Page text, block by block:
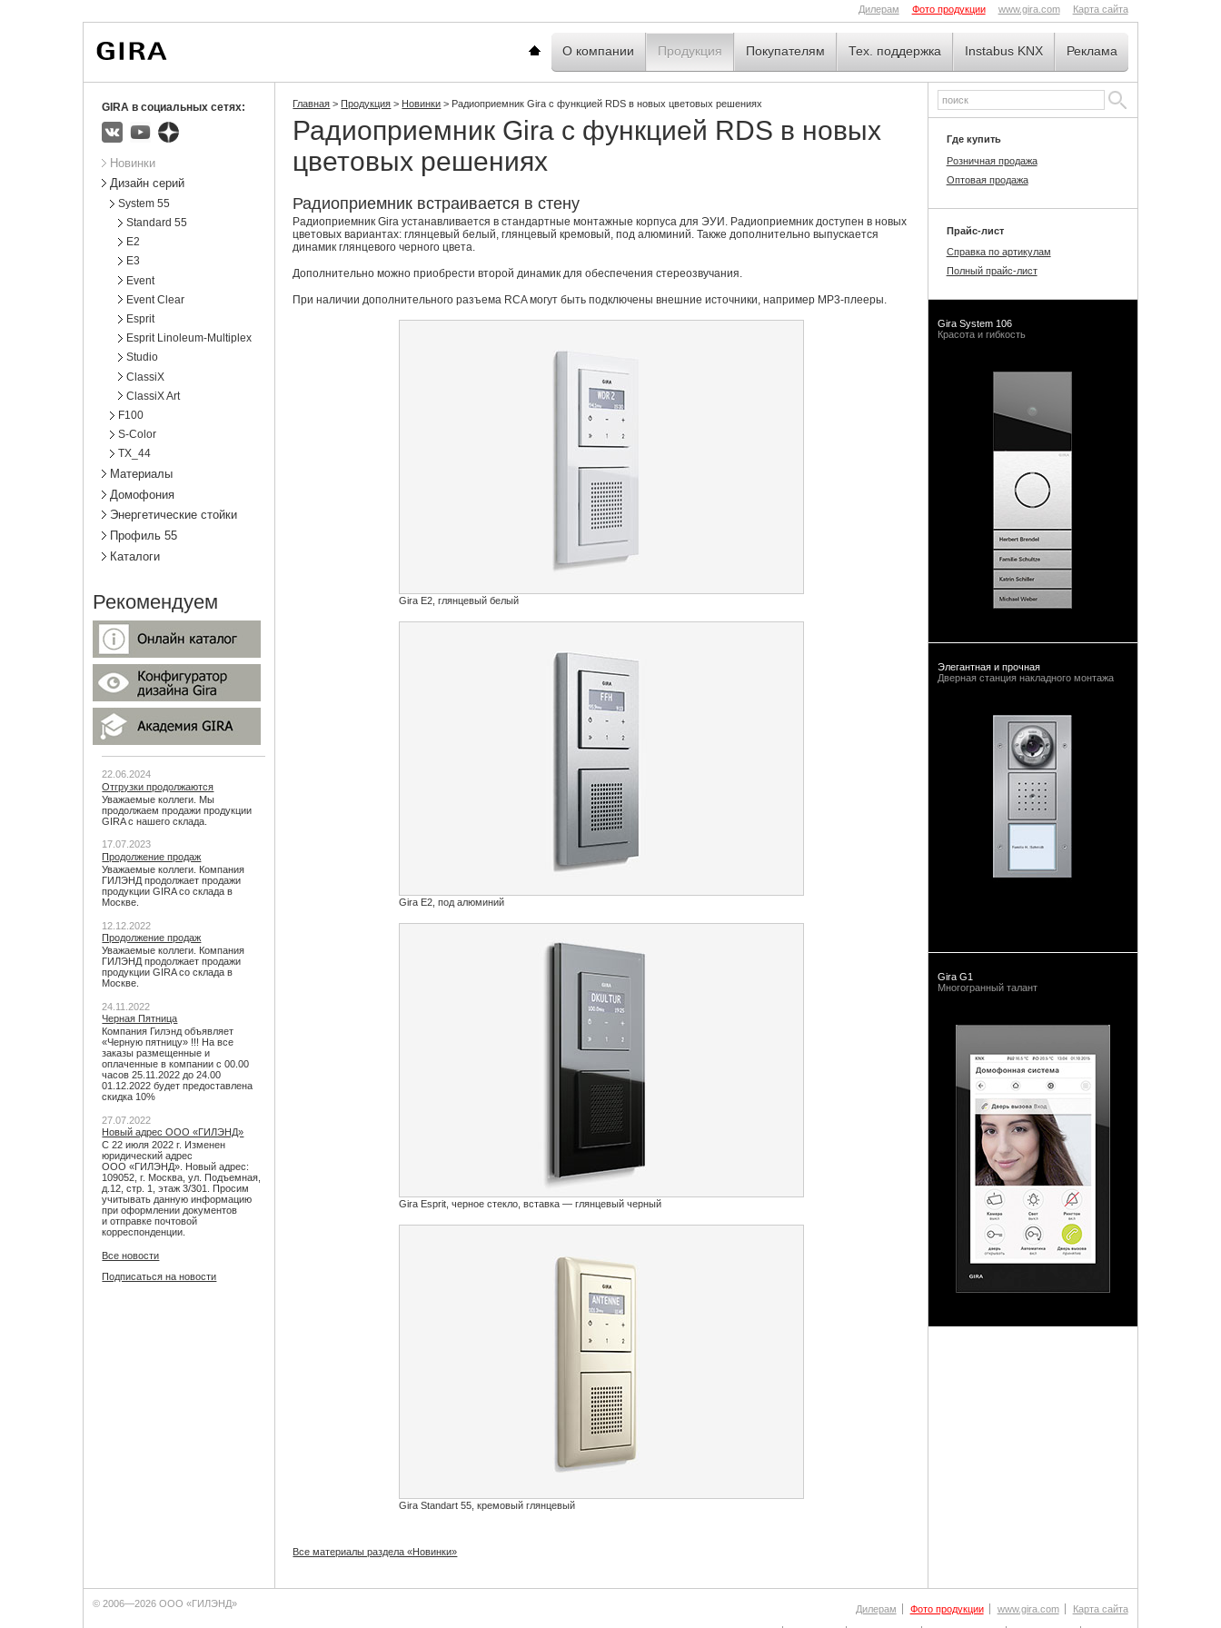
Главная
О компании Продукция Покупателям Тех. поддержка Instabus KNX Реклама
Главная > Продукция > Новинки > Радиоприемник Gira c функцией RDS в новых цветовых решениях
Радиоприемник Gira c функцией RDS в новых
цветовых решениях
Радиоприемник встраивается в стену
Радиоприемник Gira устанавливается в стандартные монтажные корпуса для ЭУИ. Радиоприемник доступен в новых
цветовых вариантах: глянцевый белый, глянцевый кремовый, под алюминий. Также дополнительно выпускается
динамик глянцевого черного цвета.
Дополнительно можно приобрести второй динамик для обеспечения стереозвучания.
При наличии дополнительного разъема RCA могут быть подключены внешние источники, например MP3-плееры.
Gira Е2, глянцевый белый
Gira E2, под алюминий
Gira Esprit, черное стекло, вставка — глянцевый черный
Gira Standart 55, кремовый глянцевый
Все материалы раздела «Новинки»
GIRA в социальных сетях:
Подразделы
Новинки
Дизайн серий
System 55
Standard 55
E2
E3
Event
Event Clear
Esprit
Esprit Linoleum-Multiplex
Studio
ClassiX
ClassiX Art
F100
S-Color
TX_44
Материалы
Домофония
Энергетические стойки
Профиль 55
Каталоги
Рекомендуем
22.06.2024
Отгрузки продолжаются
Уважаемые коллеги. Мы
продолжаем продажи продукции
GIRA с нашего склада.
17.07.2023
Продолжение продаж
Уважаемые коллеги. Компания
ГИЛЭНД продолжает продажи
продукции GIRA со склада в
Москве.
12.12.2022
Продолжение продаж
Уважаемые коллеги. Компания
ГИЛЭНД продолжает продажи
продукции GIRA со склада в
Москве.
24.11.2022
Черная Пятница
Компания Гилэнд объявляет
«Черную пятницу» !!! На все
заказы размещенные и
оплаченные в компании с 00.00
часов 25.11.2022 до 24.00
01.12.2022 будет предоставлена
скидка 10%
27.07.2022
Новый адрес ООО «ГИЛЭНД»
С 22 июля 2022 г. Изменен
юридический адрес
ООО «ГИЛЭНД». Новый адрес:
109052, г. Москва, ул. Подъемная,
д.12, стр. 1, этаж 3/301. Просим
учитывать данную информацию
при оформлении документов
и отправке почтовой
корреспонденции.
Все новости
Подписаться на новости
Где купить
Розничная продажа
Оптовая продажа
Прайс-лист
Справка по артикулам
Полный прайс-лист
Gira System 106
Красота и гибкость
Элегантная и прочная
Дверная станция накладного монтажа
Gira G1
Многогранный талант
Дилерам Фото продукции www.gira.com Карта сайта
Дилерам Фото продукции www.gira.com Карта сайта
© 2006—2026 ООО «ГИЛЭНД»